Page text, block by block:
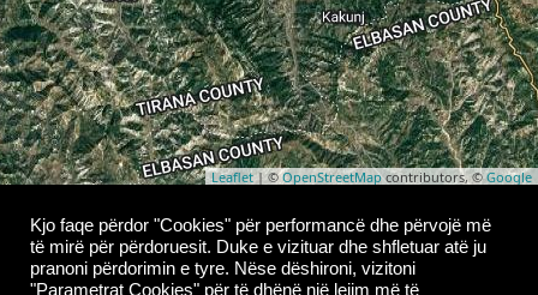
Leaflet| ©OpenStreetMapcontributors, ©Google
Copyright © 2026Whoop Theme - Powered by
WordPress.
Kjo faqe përdor "Cookies" për performancë dhe përvojë më
të mirë për përdoruesit. Duke e vizituar dhe shfletuar atë ju
pranoni përdorimin e tyre. Nëse dëshironi, vizitoni
"Parametrat Cookies" për të dhënë një lejim më të